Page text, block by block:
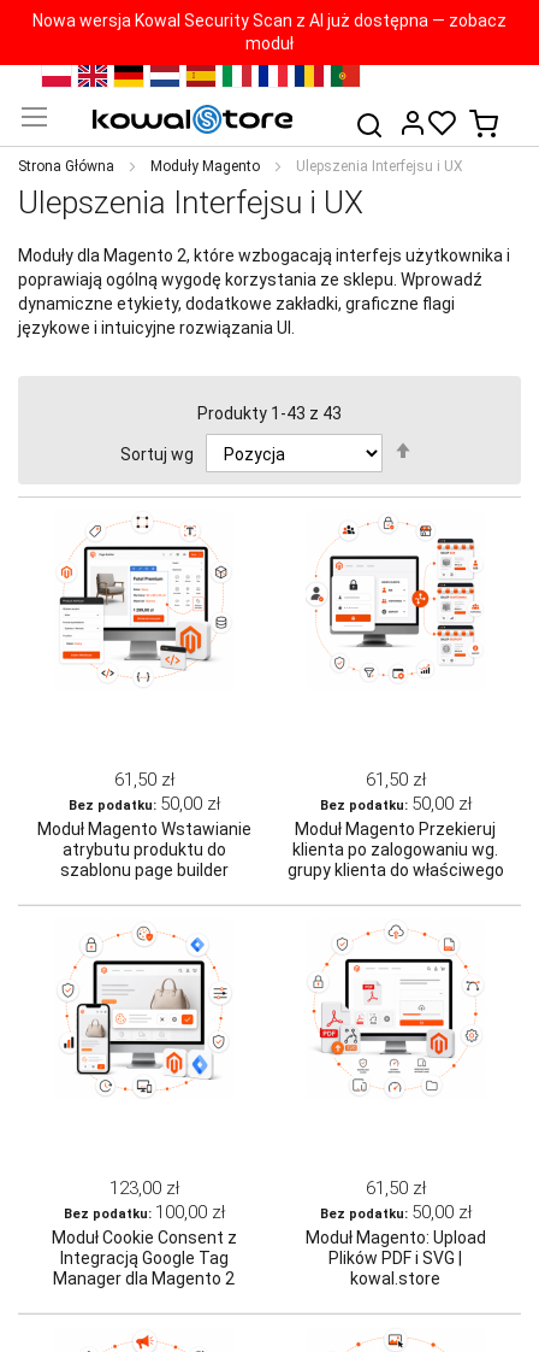
Nowa wersja Kowal Security Scan z AI już dostępna — zobacz
moduł
Przejdź
treści
PL EN DE NL ES IT FR RO
PT
Szukaj
Mój
Strona Główna Moduły Magento Ulepszenia Interfejsu i UX
Ulepszenia Interfejsu i UX
Moduły dla Magento 2, które wzbogacają interfejs użytkownika i
poprawiają ogólną wygodę korzystania ze sklepu. Wprowadź
dynamiczne etykiety, dodatkowe zakładki, graficzne flagi
językowe i intuicyjne rozwiązania UI.
Produkty 1 -43 z 43
Sortuj wg
61,50 zł
50,00 zł
Moduł Magento Wstawianie
atrybutu produktu do
szablonu page builder
61,50 zł
50,00 zł
Moduł Magento Przekieruj
klienta po zalogowaniu wg.
grupy klienta do właściwego
123,00 zł
100,00 zł
Moduł Cookie Consent z
Integracją Google Tag
Manager dla Magento 2
61,50 zł
50,00 zł
Moduł Magento: Upload
Plików PDF i SVG |
kowal.store